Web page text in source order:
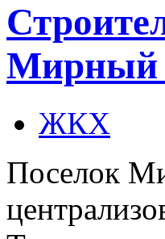
Мирный
ЖКХ
Поселок